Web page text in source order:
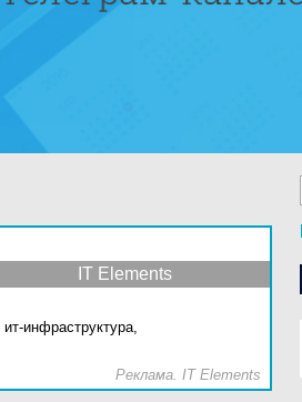
IT Elements
ит-инфраструктура,
Реклама. IT Elements